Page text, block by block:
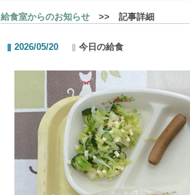
給食室からのお知らせ >> 記事詳細
2026/05/20 今日の給食